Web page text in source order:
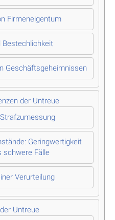
Firmeneigentum
Bestechlichkeit
Geschäftsgeheimnissen
der Untreue
Geringwertigkeit
schwere Fälle
Verurteilung
Untreue